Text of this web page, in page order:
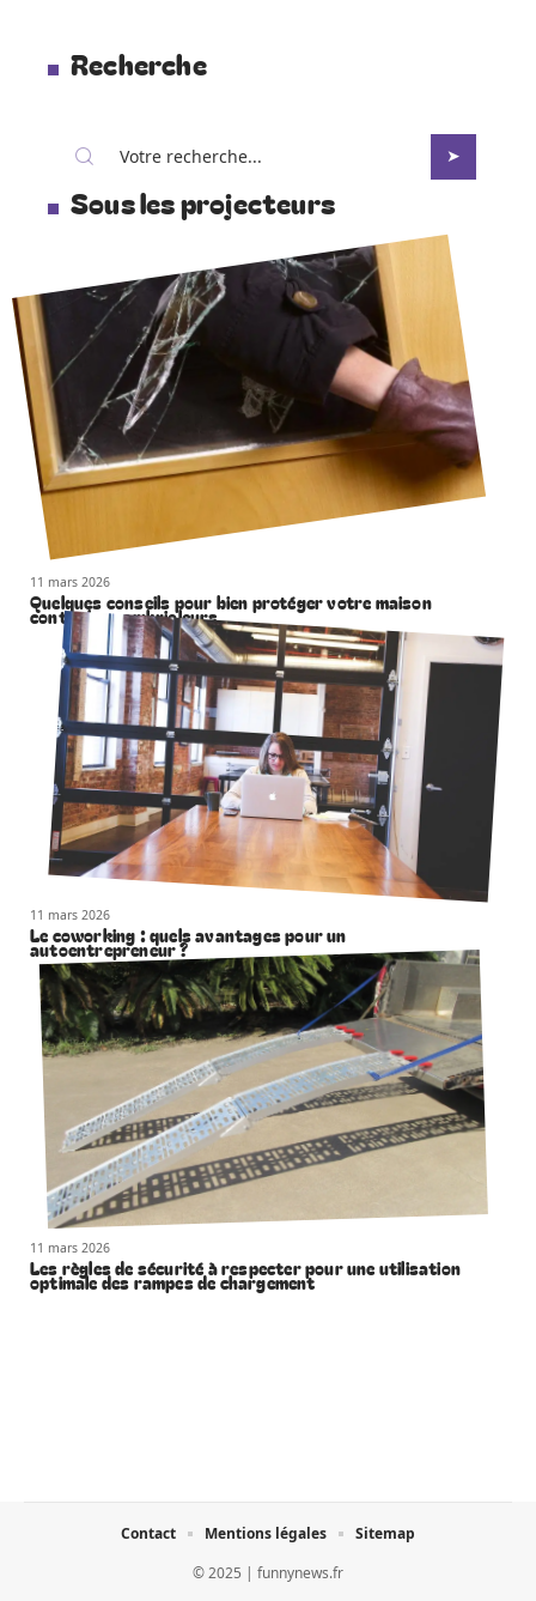
Recherche
Sous les projecteurs
11 mars 2026
Quelques conseils pour bien protéger votre maison
contre les cambrioleurs
11 mars 2026
Le coworking : quels avantages pour un
autoentrepreneur ?
11 mars 2026
Les règles de sécurité à respecter pour une utilisation
optimale des rampes de chargement
© 2025 | funnynews.fr
Contact Mentions légales Sitemap